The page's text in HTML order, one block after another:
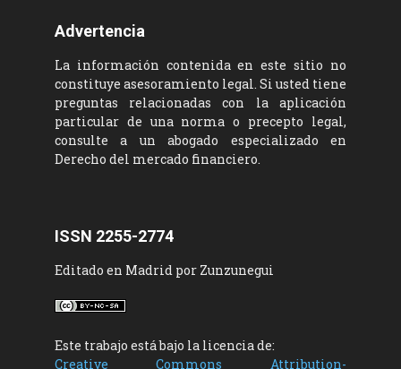
Advertencia
La información contenida en este sitio no
constituye asesoramiento legal. Si usted tiene
preguntas relacionadas con la aplicación
particular de una norma o precepto legal,
consulte a un abogado especializado en
Derecho del mercado financiero.
ISSN 2255-2774
Editado en Madrid por Zunzunegui
Este trabajo está bajo la licencia de:
Creative Commons Attribution-